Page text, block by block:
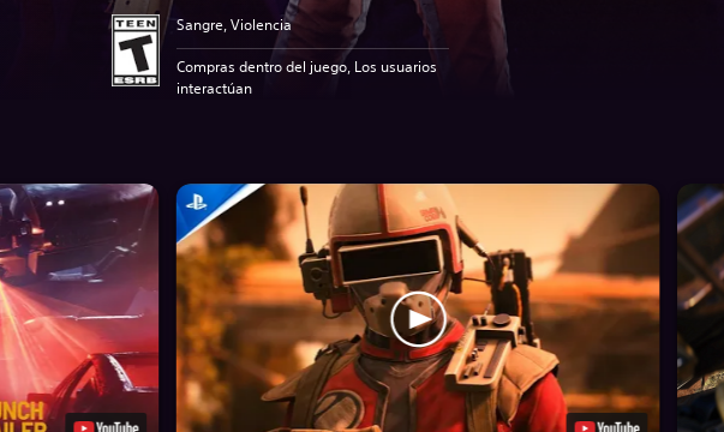
Sangre, Violencia
Compras dentro del juego, Los usuarios
interactúan